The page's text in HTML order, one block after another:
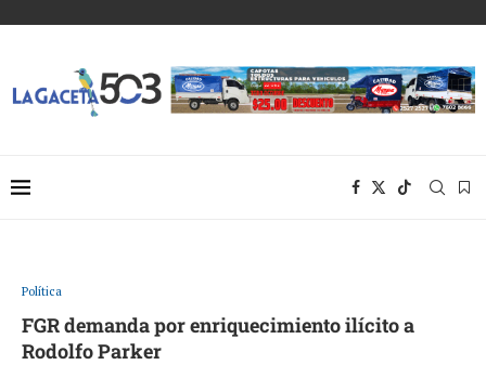
Política
FGR demanda por enriquecimiento ilícito a
Rodolfo Parker